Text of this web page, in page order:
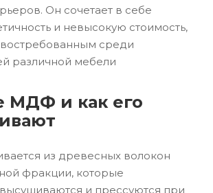
Он сочетает в себе
и невысокую стоимость,
востребованным среди
различной мебели
МДФ и как его
из древесных волокон
фракции, которые
и прессуются при